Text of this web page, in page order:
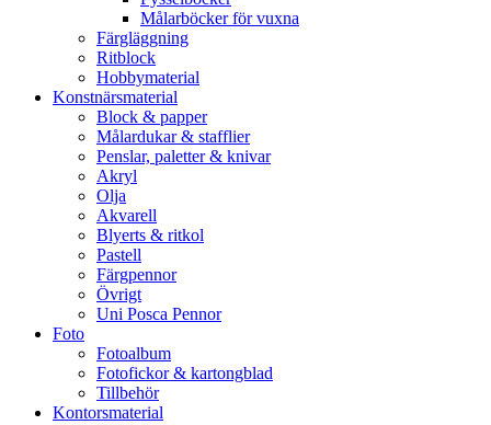
Målarböcker för vuxna
Färgläggning
Ritblock
Hobbymaterial
Konstnärsmaterial
Block & papper
Målardukar & stafflier
Penslar, paletter & knivar
Akryl
Olja
Akvarell
Blyerts & ritkol
Pastell
Färgpennor
Övrigt
Uni Posca Pennor
Foto
Fotoalbum
Fotofickor & kartongblad
Tillbehör
Kontorsmaterial